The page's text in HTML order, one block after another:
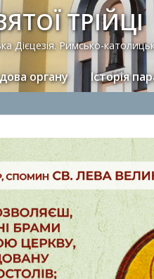
ТРІЙЦІ
Дієцезія. Римсько-
органу Історія